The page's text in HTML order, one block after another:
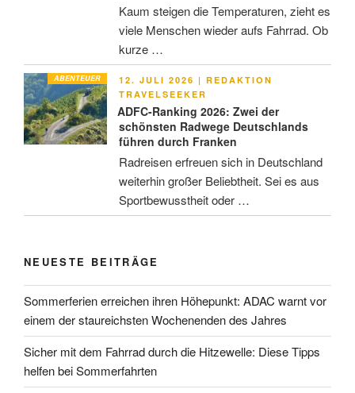
Kaum steigen die Temperaturen, zieht es
viele Menschen wieder aufs Fahrrad. Ob
kurze …
ABENTEUER
VERÖFFENTLICHT
AM
12. JULI 2026 | REDAKTION
TRAVELSEEKER
ADFC-Ranking 2026: Zwei der
schönsten Radwege Deutschlands
führen durch Franken
Radreisen erfreuen sich in Deutschland
weiterhin großer Beliebtheit. Sei es aus
Sportbewusstheit oder …
NEUESTE BEITRÄGE
Sommerferien erreichen ihren Höhepunkt: ADAC warnt vor
einem der staureichsten Wochenenden des Jahres
Sicher mit dem Fahrrad durch die Hitzewelle: Diese Tipps
helfen bei Sommerfahrten